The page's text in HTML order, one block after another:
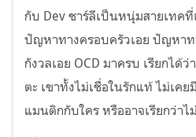
กับ Dev ชาร์ลีเป็นหนุ่มสายเทคที่
ปัญหาทางครอบครัวเอย ปัญหาท
กังวลเอย OCD มาครบ เรียกได้
ตะ เขาทั้งไม่เชื่อในรักแท้ ไม่เค
แมนติกกับใคร หรืออาจเรียกว่าไ